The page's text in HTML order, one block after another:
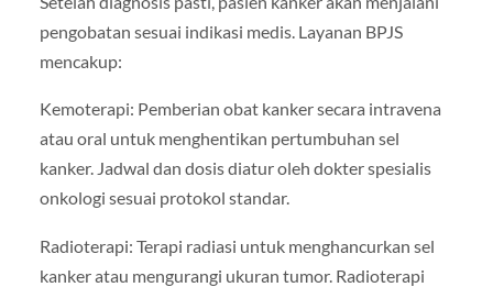
pengobatan sesuai indikasi medis. Layanan BPJS
mencakup:
Kemoterapi: Pemberian obat kanker secara intravena
atau oral untuk menghentikan pertumbuhan sel
kanker. Jadwal dan dosis diatur oleh dokter spesialis
onkologi sesuai protokol standar.
Radioterapi: Terapi radiasi untuk menghancurkan sel
kanker atau mengurangi ukuran tumor. Radioterapi